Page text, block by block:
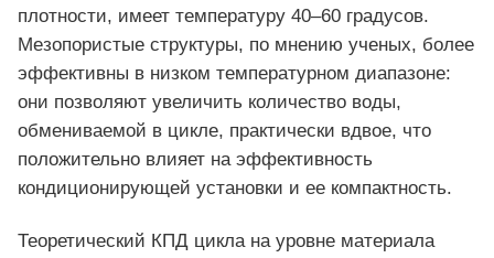
плотности, имеет температуру 40–60 градусов.
Мезопористые структуры, по мнению ученых, более
эффективны в низком температурном диапазоне:
они позволяют увеличить количество воды,
обмениваемой в цикле, практически вдвое, что
положительно влияет на эффективность
кондиционирующей установки и ее компактность.
Теоретический КПД цикла на уровне материала